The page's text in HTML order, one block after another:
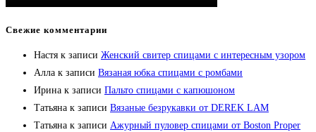
Свежие комментарии
Настя к записи Женский свитер спицами с интересным узором
Алла к записи Вязаная юбка спицами с ромбами
Ирина к записи Пальто спицами с капюшоном
Татьяна к записи Вязаные безрукавки от DEREK LAM
Татьяна к записи Ажурный пуловер спицами от Boston Proper